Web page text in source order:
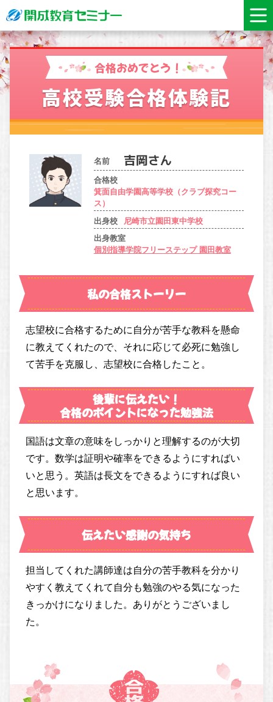
合格おめでとう！
高校受験合格体験記
名前
合格校
箕面自由学園高等学校（クラブ探究コー
ス）
出身校
尼崎市立園田東中学校
出身教室
個別指導学院フリーステップ 園田教室
私の合格ストーリー
志望校に合格するために自分が苦手な教科を懸命
に教えてくれたので、それに応じて必死に勉強し
て苦手を克服し、志望校に合格したこと。
後輩に伝えたい！
合格のポイントになった勉強法
国語は文章の意味をしっかりと理解するのが大切
です。数学は証明や確率をできるようにすればい
いと思う。英語は長文をできるようにすれば良い
と思います。
伝えたい感謝の気持ち
担当してくれた講師達は自分の苦手教科を分かり
やすく教えてくれて自分も勉強のやる気になった
きっかけになりました。ありがとうございまし
た。